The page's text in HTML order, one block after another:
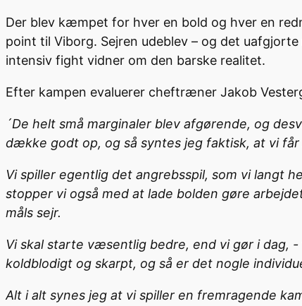
Der blev kæmpet for hver en bold og hver en
point til Viborg. Sejren udeblev – og det
intensiv fight vidner om den barske realitet.
Efter kampen evaluerer cheftræner Jakob
´De helt små marginaler blev afgørende, og
dække godt op, og så syntes jeg faktisk, at vi
Vi spiller egentlig det angrebsspil, som vi langt
stopper vi også med at lade bolden gøre
måls sejr.
Vi skal starte væsentlig bedre, end vi gør i dag,
koldblodigt og skarpt, og så er det nogle
Alt i alt synes jeg at vi spiller en fremragende